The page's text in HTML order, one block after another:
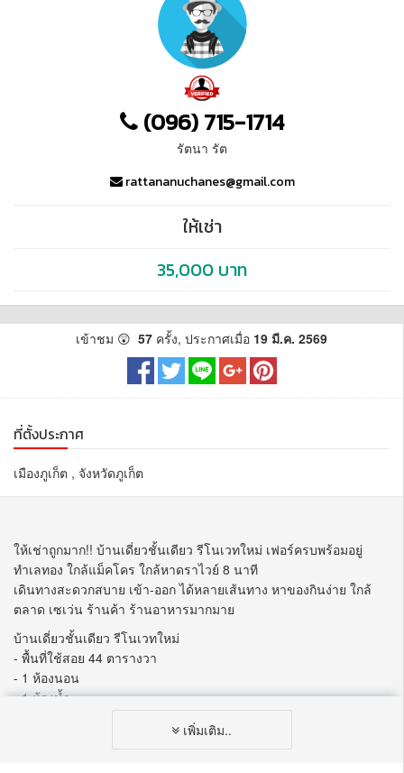
(096) 715-1714
รัตนา รัต
rattananuchanes@gmail.com
ให้เช่า
35,000 บาท
เพิ่มเติม..
เข้าชม 😲 57 ครั้ง, ประกาศเมื่อ 19 มี.ค. 2569
ที่ตั้งประกาศ
เมืองภูเก็ต , จังหวัดภูเก็ต
ให้เช่าถูกมาก!! บ้านเดี่ยวชั้นเดียว รีโนเวทใหม่ เฟอร์ครบพร้อมอยู่
ทำเลทอง ใกล้แม็คโคร ใกล้หาดราไวย์ 8 นาที
เดินทางสะดวกสบาย เข้า-ออก ได้หลายเส้นทาง หาของกินง่าย ใกล้
ตลาด เซเว่น ร้านค้า ร้านอาหารมากมาย
บ้านเดี่ยวชั้นเดียว รีโนเวทใหม่
- พื้นที่ใช้สอย 44 ตารางวา
- 1 ห้องนอน
- 1 ห้องน้ำ